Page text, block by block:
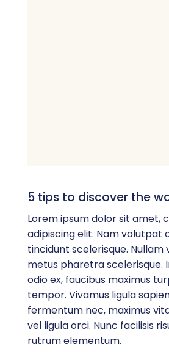
5 tips to discover the
Lorem ipsum dolor sit amet,
adipiscing elit. Nam volutpat
tincidunt scelerisque. Nullam
metus pharetra scelerisque.
odio ex, faucibus maximus
tempor. Vivamus ligula
fermentum nec, maximus
vel ligula orci. Nunc facilisis
rutrum elementum.